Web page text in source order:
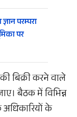
परम्परा
पर
बिक्री करने वाले
बैठक में विभिन्न
अधिकारियों के